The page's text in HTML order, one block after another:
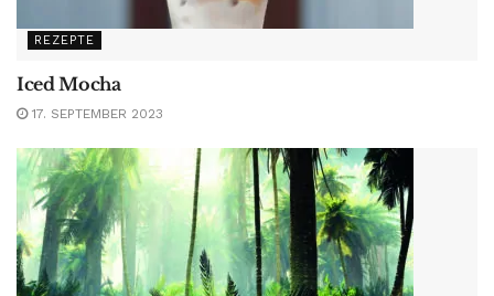
REZEPTE
Iced Mocha
17. SEPTEMBER 2023